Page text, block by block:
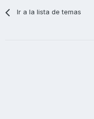
Ir a la lista de temas